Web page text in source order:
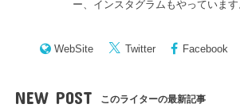
ー、インスタグラムもやっています
WebSite Twitter Facebook
NEW POST このライターの最新記事